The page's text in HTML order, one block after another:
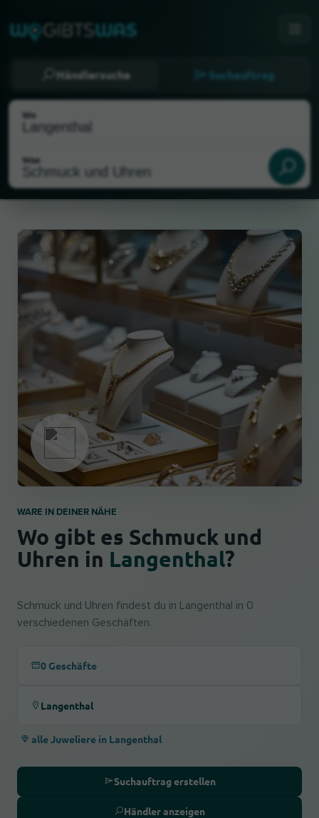
Händlersuche Suchauftrag
Wo
Was
Als meinen Standort wählen
WARE IN DEINER NÄHE
Wo gibt es Schmuck und
Uhren in Langenthal?
Schmuck und Uhren findest du in Langenthal in 0
verschiedenen Geschäften.
0 Geschäfte
Langenthal
alle Juweliere in Langenthal
Suchauftrag erstellen
Händler anzeigen